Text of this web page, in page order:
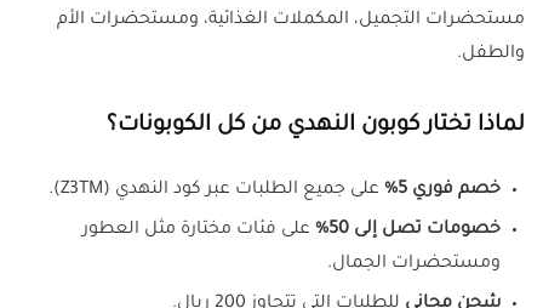
مستحضرات التجميل، المكملات الغذائية، ومستحضرات الأم
والطفل.
لماذا تختار كوبون النهدي من كل الكوبونات؟
خصم فوري 5% على جميع الطلبات عبر كود النهدي (Z3TM).
خصومات تصل إلى 50%
على فئات مختارة مثل العطور
ومستحضرات الجمال.